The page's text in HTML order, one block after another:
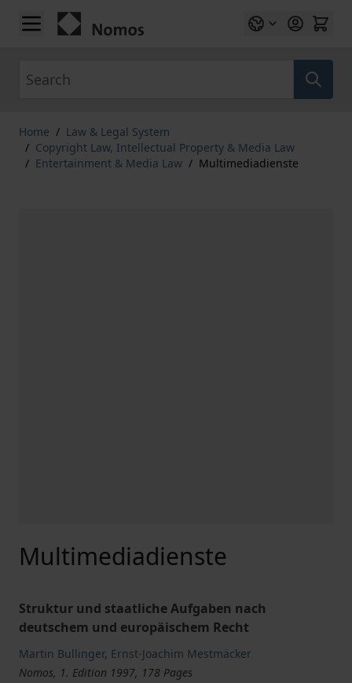
Skip to Content
Home / Law & Legal System
/ Copyright Law, Intellectual Property & Media Law
/ Entertainment & Media Law / Multimediadienste
Multimediadienste
Struktur und staatliche Aufgaben nach
deutschem und europäischem Recht
Martin Bullinger, Ernst-Joachim Mestmäcker
Nomos, 1. Edition 1997, 178 Pages